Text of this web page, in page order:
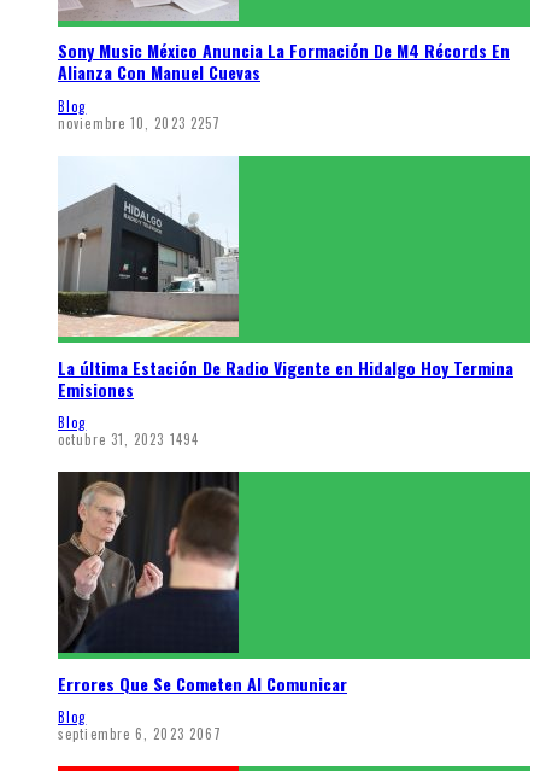
Sony Music México Anuncia La Formación De M4 Récords En
Alianza Con Manuel Cuevas
Blog
noviembre 10, 2023 2257
La última Estación De Radio Vigente en Hidalgo Hoy Termina
Emisiones
Blog
octubre 31, 2023 1494
Errores Que Se Cometen Al Comunicar
Blog
septiembre 6, 2023 2067